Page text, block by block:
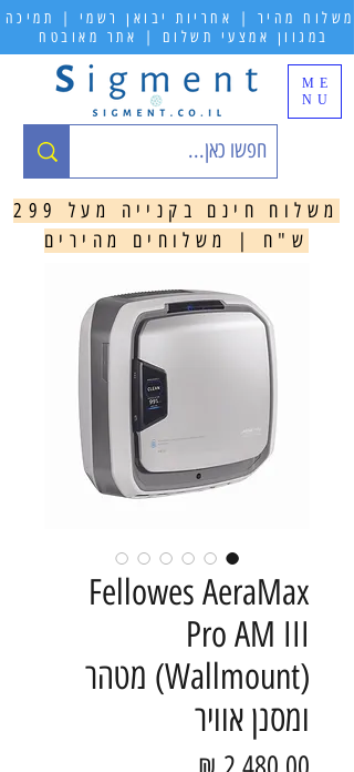
ME
NU
משלוח מהיר | אחריות יבואן רשמי | תמיכה
במגוון אמצעי תשלום | אתר מאובטח
משלוח חינם בקנייה מעל 299
ש"ח | משלוחים מהירים
Fellowes AeraMax
Pro AM III
(Wallmount) מטהר
ומסנן אוויר